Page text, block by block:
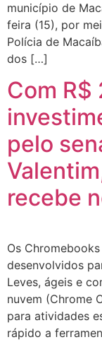
município de
feira (15), por
Polícia de
dos […]
Com R$
pelo
recebe
Os
desenvolvidos
Leves, ágeis e
nuvem (Chrome
para atividades
rápido a